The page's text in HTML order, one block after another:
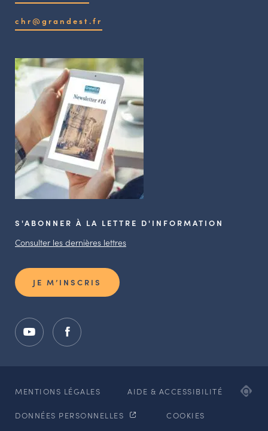
chr@grandest.fr
S'ABONNER À LA LETTRE D'INFORMATION
Consulter les dernières lettres
JE M’INSCRIS
MENTIONS LÉGALES AIDE & ACCESSIBILITÉ
DONNÉES PERSONNELLES COOKIES